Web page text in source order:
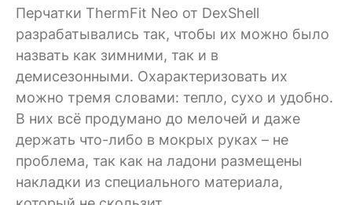
Перчатки ThermFit Neo от DexShell
разрабатывались так, чтобы их можно было
назвать как зимними, так и в
демисезонными. Охарактеризовать их
можно тремя словами: тепло, сухо и удобно.
В них всё продумано до мелочей и даже
держать что-либо в мокрых руках – не
проблема, так как на ладони размещены
накладки из специального материала,